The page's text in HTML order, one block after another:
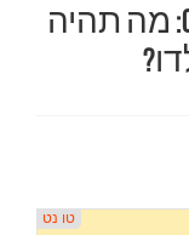
שישה תרחישים עבור CR7: מה תהיה